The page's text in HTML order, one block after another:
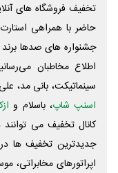
تخفیف فروشگاه های
حاضر با همراهی
جشنواره های صدها برند
اطلاع مخاطبان
سینماتیکت، بانی مد، علی‌
اسنپ شاپ، باسلام و
کانال تخفیف می
جدیدترین تخفیف ها در
اپراتورهای مخابراتی،